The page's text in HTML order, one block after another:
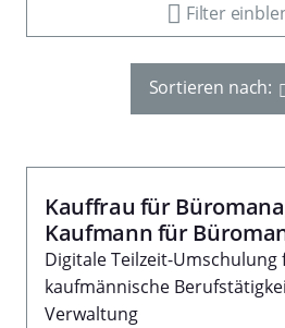
Filter
Sortieren nach:
Kauffrau für
Kaufmann für
Digitale Teilzeit-Umschulung
kaufmännische
Verwaltung